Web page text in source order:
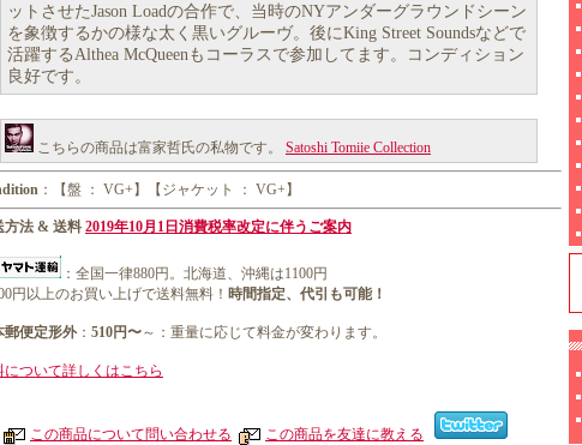
ットさせたJason Loadの合作で、当時のNYアンダーグラウンドシーン
を象徴するかの様な太く黒いグルーヴ。後にKing Street Soundsなどで
活躍するAlthea McQueenもコーラスで参加してます。コンディション
良好です。
こちらの商品は富家哲氏の私物です。 Satoshi Tomiie Collection
：【盤 ： VG+】【ジャケット ： VG+】
方法 & 送料 2019年10月1日消費税率改定に伴うご案内
：全国一律880円。北海道、沖縄は1100円
円以上のお買い上げで送料無料！ 時間指定、代引も可能！
郵便定形外： 510円〜～：重量に応じて料金が変わります。
について詳しくはこちら
この商品について問い合わせる
この商品を友達に教える